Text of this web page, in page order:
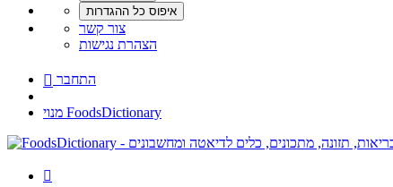
צור קשר
הצהרת נגישות
 התחבר
מנוי FoodsDictionary
